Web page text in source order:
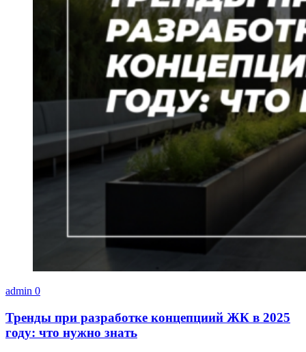
admin 0
Тренды при разработке концепциий ЖК в 2025
году: что нужно знать